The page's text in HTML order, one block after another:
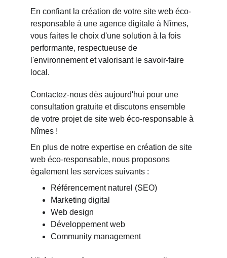
En confiant la création de votre site web éco-
responsable à une agence digitale à Nîmes,
vous faites le choix d'une solution à la fois
performante, respectueuse de
l'environnement et valorisant le savoir-faire
local.
Contactez-nous dès aujourd'hui pour une
consultation gratuite et discutons ensemble
de votre projet de site web éco-responsable à
Nîmes !
En plus de notre expertise en création de site
web éco-responsable, nous proposons
également les services suivants :
Référencement naturel (SEO)
Marketing digital
Web design
Développement web
Community management